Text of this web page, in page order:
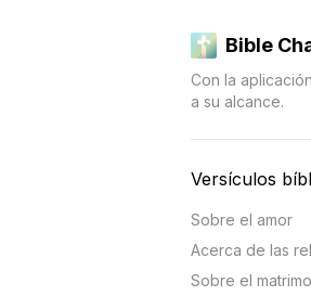
Bible
Con la
a su alcance.
Versículos
Sobre el amor
Acerca de las
Sobre el